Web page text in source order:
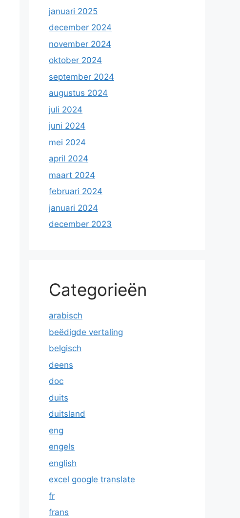
januari 2025
december 2024
november 2024
oktober 2024
september 2024
augustus 2024
juli 2024
juni 2024
mei 2024
april 2024
maart 2024
februari 2024
januari 2024
december 2023
Categorieën
arabisch
beëdigde vertaling
belgisch
deens
doc
duits
duitsland
eng
engels
english
excel google translate
fr
frans